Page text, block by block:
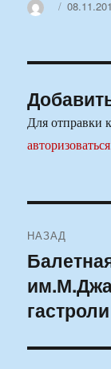
Автор
Для отправки
авторизоваться
по
записям
НАЗАД
Предыдущая
запись: